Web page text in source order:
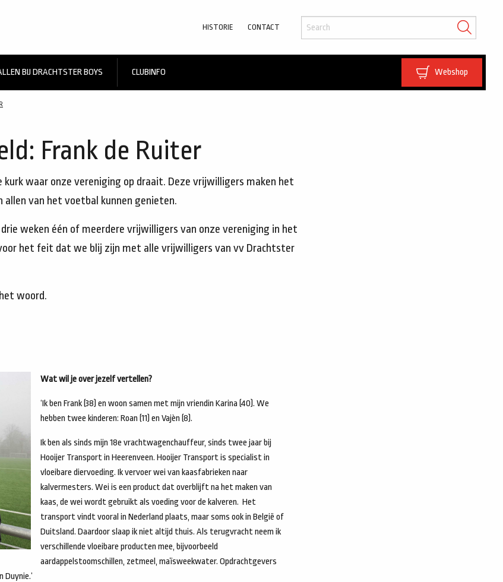
HISTORIE CONTACT
BIJ DRACHTSTER BOYS CLUBINFO Webshop
Frank de Ruiter
waar onze vereniging op draait. Deze vrijwilligers maken het
van het voetbal kunnen genieten.
weken één of meerdere vrijwilligers van onze vereniging in het
het feit dat we blij zijn met alle vrijwilligers van vv Drachtster
woord.
Wat wil je over jezelf vertellen?
‘Ik ben Frank (38) en woon samen met mijn vriendin Karina (40). We
hebben twee kinderen: Roan (11) en Vajèn (8).
Ik ben als sinds mijn 18e vrachtwagenchauffeur, sinds twee jaar bij
Hooijer Transport in Heerenveen. Hooijer Transport is specialist in
vloeibare diervoeding. Ik vervoer wei van kaasfabrieken naar
kalvermesters. Wei is een product dat overblijft na het maken van
kaas, de wei wordt gebruikt als voeding voor de kalveren. Het
transport vindt vooral in Nederland plaats, maar soms ook in België of
Duitsland. Daardoor slaap ik niet altijd thuis. Als terugvracht neem ik
verschillende vloeibare producten mee, bijvoorbeeld
aardappelstoomschillen, zetmeel, maïsweekwater. Opdrachtgevers